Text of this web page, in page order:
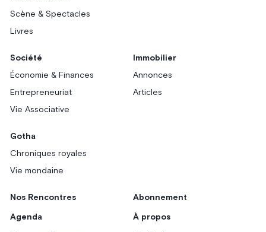
Scène & Spectacles
Livres
Société
Économie & Finances
Entrepreneuriat
Vie Associative
Immobilier
Annonces
Articles
Gotha
Chroniques royales
Vie mondaine
Nos Rencontres
Agenda
Abonnement
À propos